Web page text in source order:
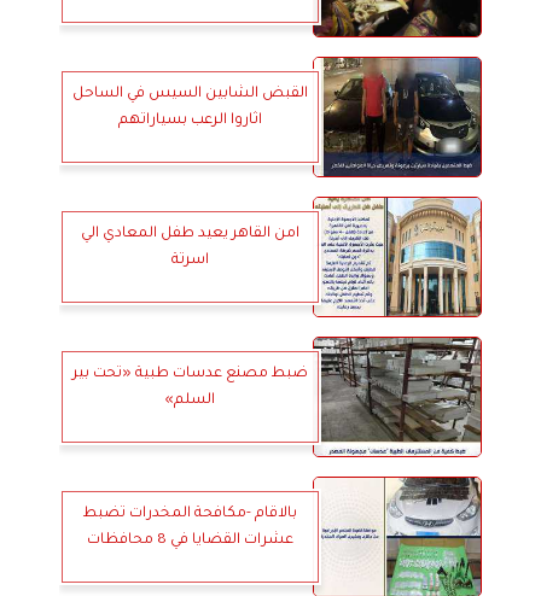
القبض الشابين السيس في الساحل
اثاروا الرعب بسياراتهم
امن القاهر يعيد طفل المعادي الي
اسرتة
ضبط مصنع عدسات طبية «تحت بير
السلم»
بالاقام -مكافحة المخدرات تضبط
عشرات القضايا في 8 محافظات